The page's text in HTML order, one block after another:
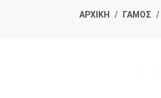
ΑΡΧΙΚΗ ΓΑΜΟΣ